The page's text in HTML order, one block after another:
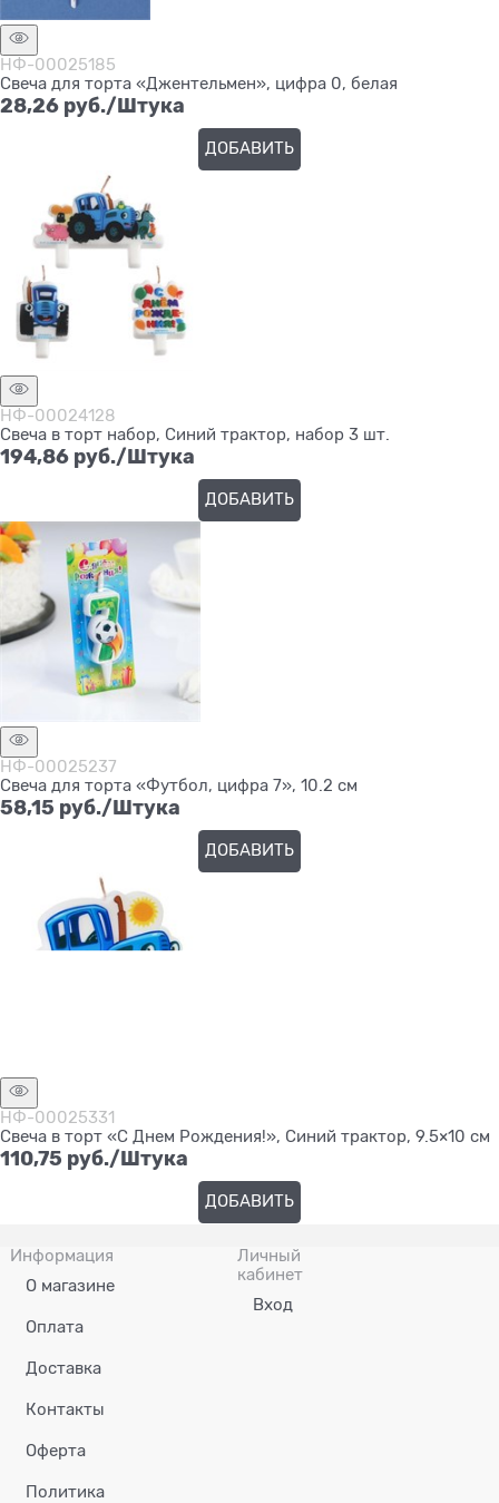
НФ-00025185
Свеча для торта «Джентельмен», цифра 0, белая
28,26 руб./Штука
ДОБАВИТЬ
НФ-00024128
Свеча в торт набор, Синий трактор, набор 3 шт.
194,86 руб./Штука
ДОБАВИТЬ
НФ-00025237
Свеча для торта «Футбол, цифра 7», 10.2 см
58,15 руб./Штука
ДОБАВИТЬ
НФ-00025331
Свеча в торт «С Днем Рождения!», Синий трактор, 9.5×10 см
110,75 руб./Штука
ДОБАВИТЬ
Информация
О магазине
Оплата
Доставка
Контакты
Оферта
Политика
Личный
кабинет
Вход